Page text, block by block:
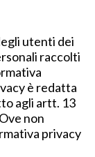
utenti dei
raccolti
è redatta
agli artt. 13
non
privacy